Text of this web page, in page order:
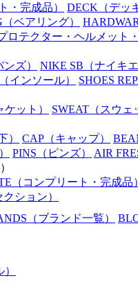
・完成品） DECK （デッ
（ベアリング）
ロテクター・ヘルメット
ンズ） NIKE SB （ナイキ
（インソール） SHOES
ケット） SWEAT （スウェ
） CAP （キャップ）
PINS （ピンズ） AIR
（コンプリート・完成品）
クション）
（ブランド一覧）